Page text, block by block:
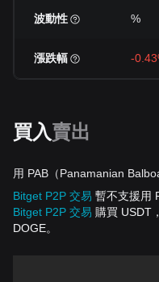
波動性 %
漲跌幅 -
買入賣出
用 PAB（Panamanian
Bitget P2P 交易 暫不支援用
Bitget P2P 交易 購買 USDT
DOGE。